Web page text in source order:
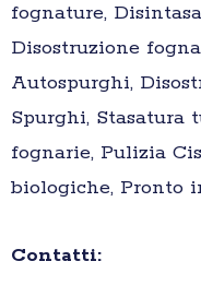
fognature,
Disostruzione
Autospurghi,
Spurghi, Stasatura
fognarie, Pulizia
biologiche, Pronto
Contatti: